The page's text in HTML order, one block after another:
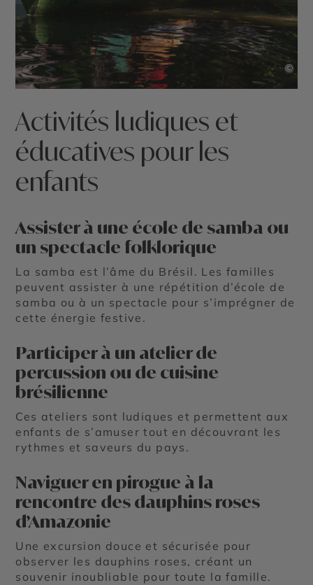
©
Activités ludiques et
éducatives pour les
enfants
Assister à une école de samba ou
un spectacle folklorique
La samba est l’âme du Brésil. Les familles
peuvent assister à une répétition d’école de
samba ou à un spectacle pour s’imprégner de
cette énergie festive.
Participer à un atelier de
percussion ou de cuisine
brésilienne
Ces ateliers sont ludiques et permettent aux
enfants de s’amuser tout en découvrant les
rythmes et saveurs du pays.
Naviguer en pirogue à la
rencontre des dauphins roses
d’Amazonie
Une excursion douce et sécurisée pour
observer les dauphins roses, créant un
souvenir inoubliable pour toute la famille.